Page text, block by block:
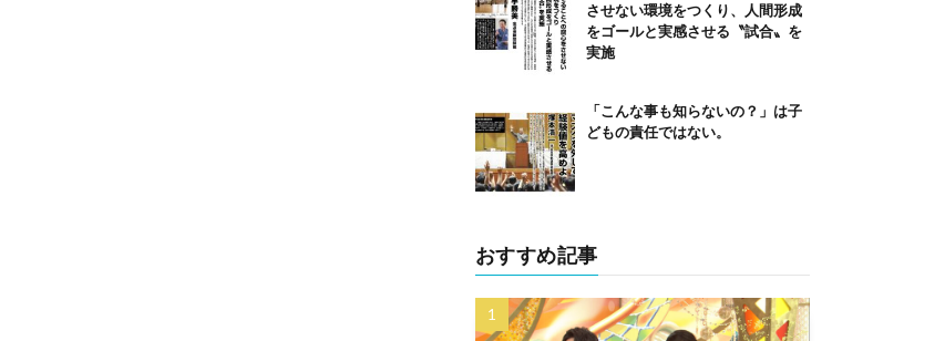
させない環境をつくり、人間形成
をゴールと実感させる〝試合〟を
実施
「こんな事も知らないの？」は子
どもの責任ではない。
おすすめ記事